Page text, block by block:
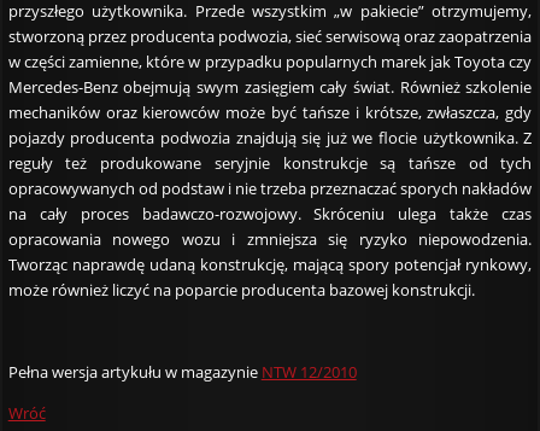
przyszłego użytkownika. Przede wszystkim „w pakiecie” otrzymujemy,
stworzoną przez producenta podwozia, sieć serwisową oraz zaopatrzenia
w części zamienne, które w przypadku popularnych marek jak Toyota czy
Mercedes-Benz obejmują swym zasięgiem cały świat. Również szkolenie
mechaników oraz kierowców może być tańsze i krótsze, zwłaszcza, gdy
pojazdy producenta podwozia znajdują się już we flocie użytkownika. Z
reguły też produkowane seryjnie konstrukcje są tańsze od tych
opracowywanych od podstaw i nie trzeba przeznaczać sporych nakładów
na cały proces badawczo-rozwojowy. Skróceniu ulega także czas
opracowania nowego wozu i zmniejsza się ryzyko niepowodzenia.
Tworząc naprawdę udaną konstrukcję, mającą spory potencjał rynkowy,
może również liczyć na poparcie producenta bazowej konstrukcji.
Pełna wersja artykułu w magazynie NTW 12/2010
Wróć